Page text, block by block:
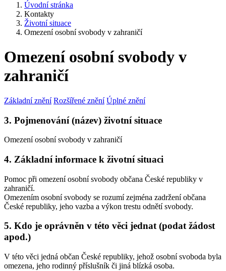
Úvodní stránka
Kontakty
Životní situace
Omezení osobní svobody v zahraničí
Omezení osobní svobody v
zahraničí
Základní znění Rozšířené znění Úplné znění
3. Pojmenování (název) životní situace
Omezení osobní svobody v zahraničí
4. Základní informace k životní situaci
Pomoc při omezení osobní svobody občana České republiky v
zahraničí.
Omezením osobní svobody se rozumí zejména zadržení občana
České republiky, jeho vazba a výkon trestu odnětí svobody.
5. Kdo je oprávněn v této věci jednat (podat žádost
apod.)
V této věci jedná občan České republiky, jehož osobní svoboda byla
omezena, jeho rodinný příslušník či jiná blízká osoba.